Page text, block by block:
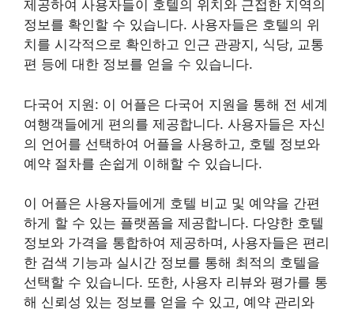
제공하여 사용자들이 호텔의 위치와 근접한 지역의
정보를 확인할 수 있습니다. 사용자들은 호텔의 위
치를 시각적으로 확인하고 인근 관광지, 식당, 교통
편 등에 대한 정보를 얻을 수 있습니다.
다국어 지원: 이 어플은 다국어 지원을 통해 전 세계
여행객들에게 편의를 제공합니다. 사용자들은 자신
의 언어를 선택하여 어플을 사용하고, 호텔 정보와
예약 절차를 손쉽게 이해할 수 있습니다.
이 어플은 사용자들에게 호텔 비교 및 예약을 간편
하게 할 수 있는 플랫폼을 제공합니다. 다양한 호텔
정보와 가격을 통합하여 제공하며, 사용자들은 편리
한 검색 기능과 실시간 정보를 통해 최적의 호텔을
선택할 수 있습니다. 또한, 사용자 리뷰와 평가를 통
해 신뢰성 있는 정보를 얻을 수 있고, 예약 관리와